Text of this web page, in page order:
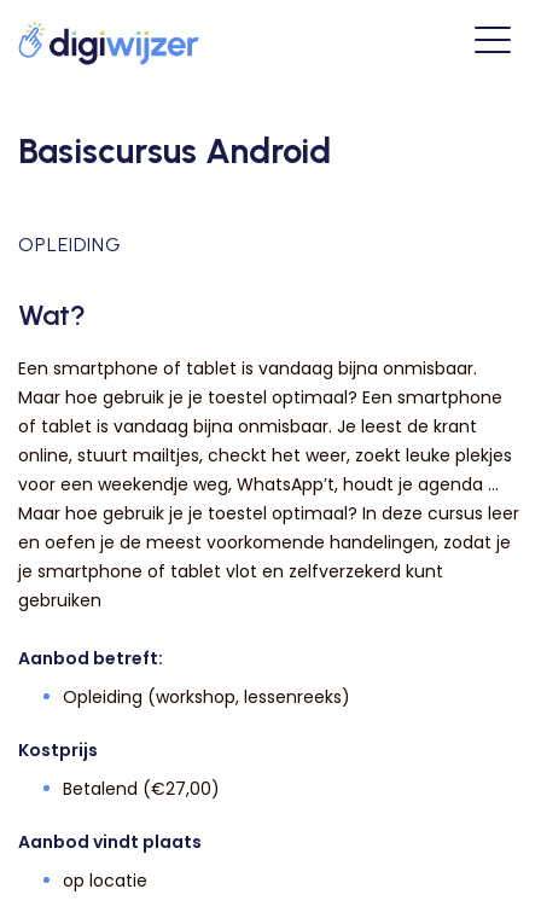
Basiscursus Android
OPLEIDING
Wat?
Een smartphone of tablet is vandaag bijna onmisbaar.
Maar hoe gebruik je je toestel optimaal? Een smartphone
of tablet is vandaag bijna onmisbaar. Je leest de krant
online, stuurt mailtjes, checkt het weer, zoekt leuke plekjes
voor een weekendje weg, WhatsApp’t, houdt je agenda ...
Maar hoe gebruik je je toestel optimaal? In deze cursus leer
en oefen je de meest voorkomende handelingen, zodat je
je smartphone of tablet vlot en zelfverzekerd kunt
gebruiken
Aanbod betreft:
Opleiding (workshop, lessenreeks)
Kostprijs
Betalend (€27,00)
Aanbod vindt plaats
op locatie